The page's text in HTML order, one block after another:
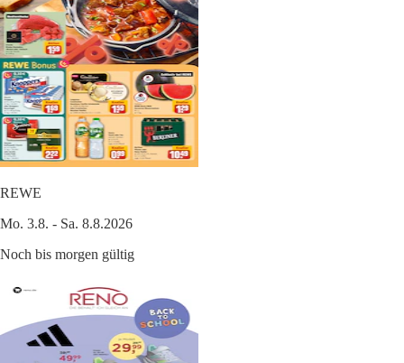
REWE
Mo. 3.8. - Sa. 8.8.2026
Noch bis morgen gültig